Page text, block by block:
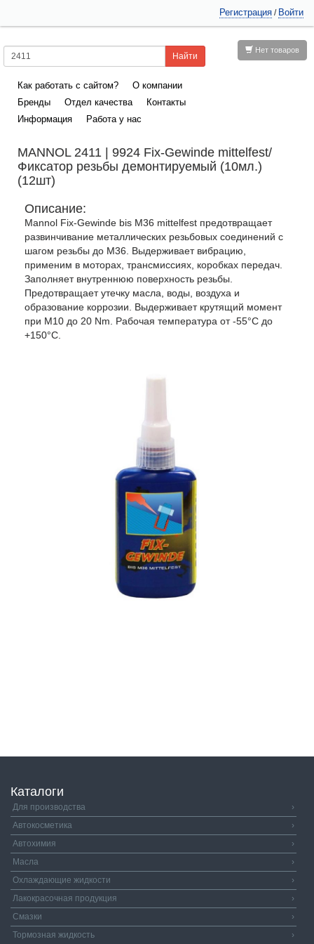
Регистрация / Войти
Нет товаров
Как работать с сайтом?
О компании
Бренды
Отдел качества
Контакты
Информация
Работа у нас
MANNOL 2411 | 9924 Fix-Gewinde mittelfest/
Фиксатор резьбы демонтируемый (10мл.)
(12шт)
Описание:
Mannol Fix-Gewinde bis M36 mittelfest предотвращает
развинчивание металлических резьбовых соединений с
шагом резьбы до M36. Выдерживает вибрацию,
применим в моторах, трансмиссиях, коробках передач.
Заполняет внутреннюю поверхность резьбы.
Предотвращает утечку масла, воды, воздуха и
образование коррозии. Выдерживает крутящий момент
при M10 до 20 Nm. Рабочая температура от -55°C до
+150°C.
Каталоги
Для производства
›
Автокосметика
›
Автохимия
›
Масла
›
Охлаждающие жидкости
›
Лакокрасочная продукция
›
Смазки
›
Тормозная жидкость
›